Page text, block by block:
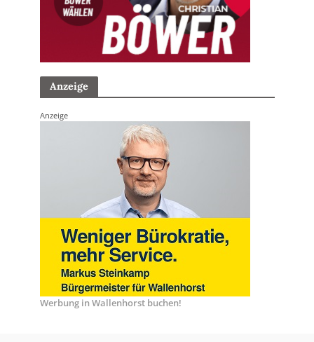
Anzeige
Anzeige
Werbung in Wallenhorst buchen!